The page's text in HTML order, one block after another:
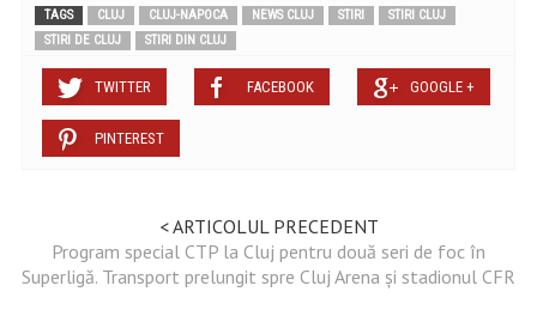
TAGS CLUJ CLUJ-NAPOCA NEWS CLUJ STIRI
STIRI CLUJ
STIRI DE CLUJ
STIRI DIN CLUJ
TWITTER FACEBOOK GOOGLE +
PINTEREST
< ARTICOLUL PRECEDENT
Program special CTP la Cluj pentru două seri de foc în
Superligă. Transport prelungit spre Cluj Arena și stadionul CFR